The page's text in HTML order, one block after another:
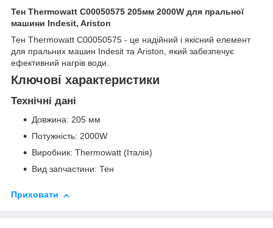
Тен Thermowatt C00050575 205мм 2000W для пральної
машини Indesit, Ariston
Тен Thermowatt C00050575 - це надійний і якісний елемент
для пральних машин Indesit та Ariston, який забезпечує
ефективний нагрів води.
Ключові характеристики
Технічні дані
Довжина: 205 мм
Потужність: 2000W
Виробник: Thermowatt (Італія)
Вид запчастини: Тен
Приховати